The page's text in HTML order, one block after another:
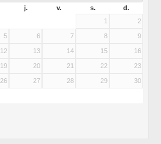
j. v. s.
d.
1
2
5 6 7 8 9
12 13 14 15 16
19 20 21 22 23
26 27 28 29 30